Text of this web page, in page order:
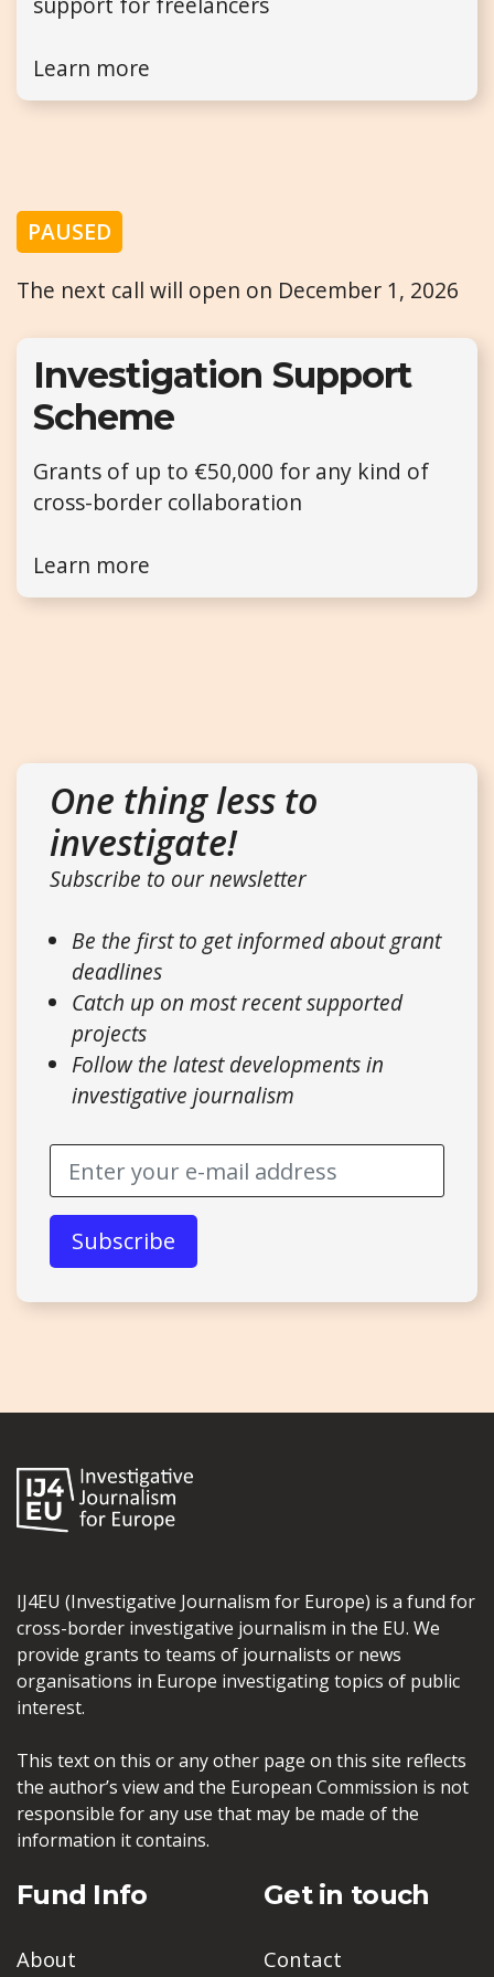
Learn more
PAUSED
The next call will open on December 1, 2026
Investigation Support
Scheme
Grants of up to €50,000 for any kind of
cross-border collaboration
Learn more
One thing less to
investigate!
Subscribe to our newsletter
Be the first to get informed about grant
deadlines
Catch up on most recent supported
projects
Follow the latest developments in
investigative journalism
IJ4EU (Investigative Journalism for Europe) is a fund for
cross-border investigative journalism in the EU. We
provide grants to teams of journalists or news
organisations in Europe investigating topics of public
interest.
This text on this or any other page on this site reflects
the author’s view and the European Commission is not
responsible for any use that may be made of the
information it contains.
Fund Info
About
Get in touch
Contact